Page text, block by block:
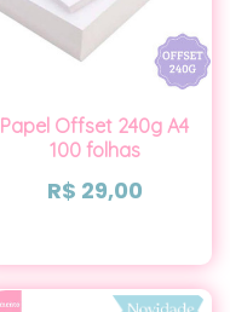
Papel Offset 240g A4
100 folhas
R$ 29,00